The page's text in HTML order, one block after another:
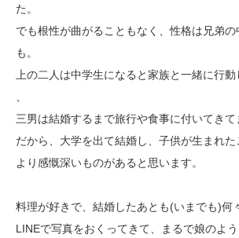
た。
でも根性が曲がることもなく、性格は兄弟
も。
上の二人は中学生になると家族と一緒に行
三男は結婚するまで旅行や食事に付いてきて
だから、大学を出て結婚し、子供が生まれ
より感慨深いものがあると思います。
料理が好きで、結婚したあとも(いまでも)何
LINEで写真をおくってきて、まるで娘のよ